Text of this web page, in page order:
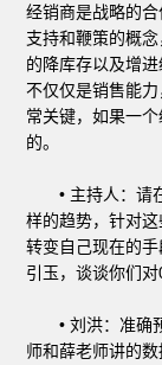
经销商是战略的
支持和鞭策的概
的降库存以及增
不仅仅是销售能
常关键，如果一
的。
• 主持人：请在
样的趋势，针对
转变自己现在的
引玉，谈谈你们
• 刘洪：准确预
师和薛老师讲的